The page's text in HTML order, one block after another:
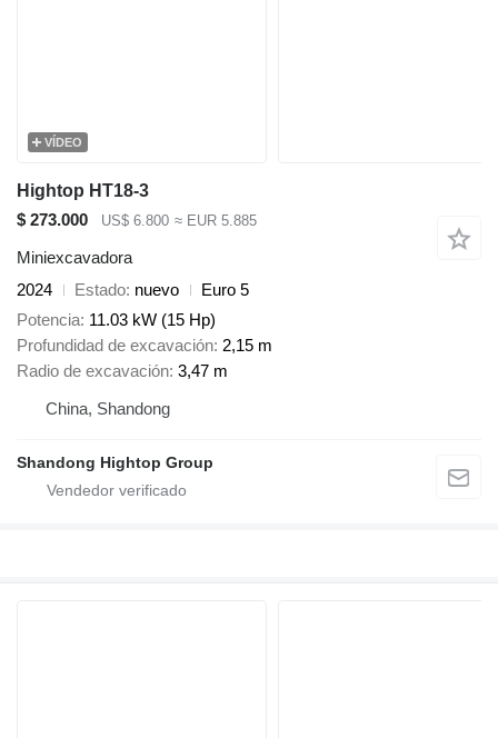
VÍDEO
Hightop HT18-3
$ 273.000
US$ 6.800 ≈ EUR 5.885
Miniexcavadora
2024
Estado nuevo
Euro 5
Potencia 11.03 kW (15 Hp)
Profundidad de excavación 2,15 m
Radio de excavación 3,47 m
China, Shandong
Shandong Hightop Group